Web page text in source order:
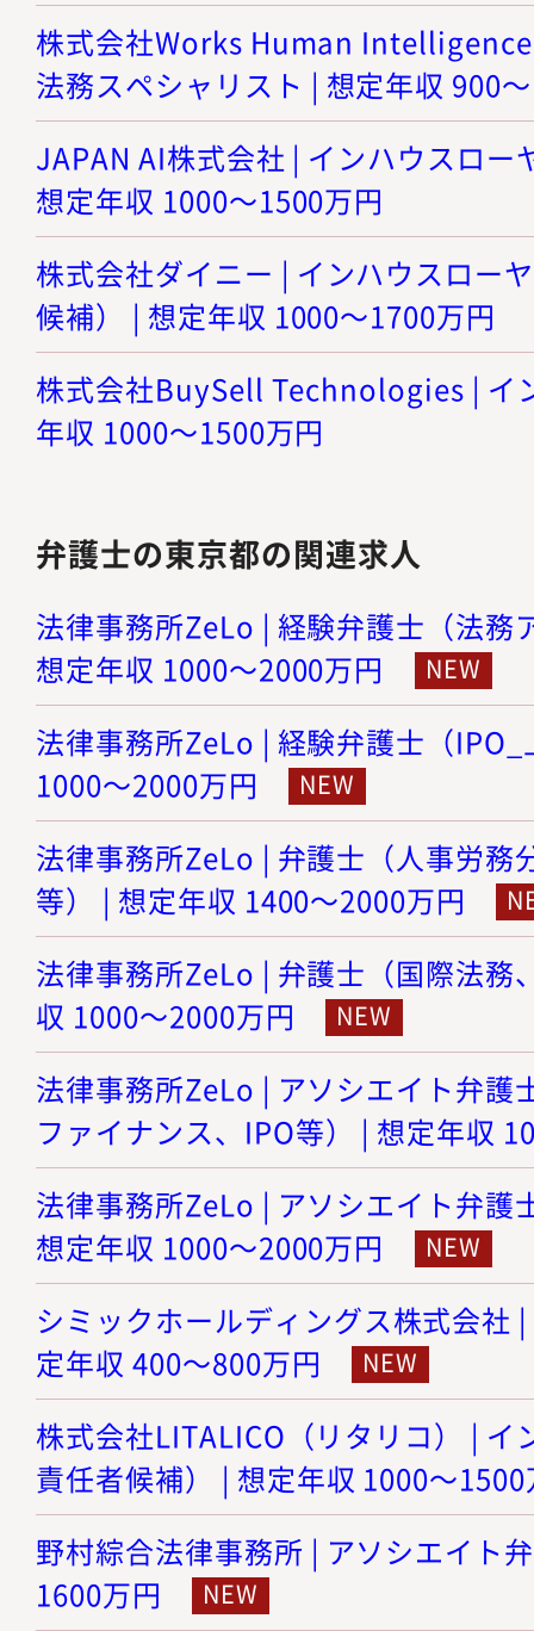
株式会社Works Human
法務スペシャリスト | 想定年収 900
JAPAN AI株式会社 | インハウスロー
想定年収 1000～1500万円
株式会社ダイニー | インハウスロー
候補） | 想定年収 1000～1700万円
株式会社BuySell Technologies | イ
年収 1000～1500万円
弁護士の東京都の関連求人
法律事務所ZeLo | 経験弁護士（法務
想定年収 1000～2000万円
法律事務所ZeLo | 経験弁護士（
1000～2000万円
法律事務所ZeLo | 弁護士（人事労務
等） | 想定年収 1400～2000万円
法律事務所ZeLo | 弁護士（国際法務
収 1000～2000万円
法律事務所ZeLo | アソシエイト弁護
ファイナンス、IPO等） | 想定年収
法律事務所ZeLo | アソシエイト弁護
想定年収 1000～2000万円
シミックホールディングス株式会社
定年収 400～800万円
株式会社LITALICO（リタリコ） | イ
責任者候補） | 想定年収 1000～
野村綜合法律事務所 | アソシエイト
1600万円